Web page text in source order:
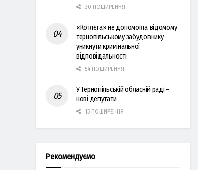
30 ПОШИРЕННЯ
«Котлєта» не допомогла відомому
тернопільському забудовнику
уникнути кримінальної
відповідальності
54 ПОШИРЕННЯ
У Тернопільській обласній раді –
нові депутати
15 ПОШИРЕННЯ
Рекомендуємо